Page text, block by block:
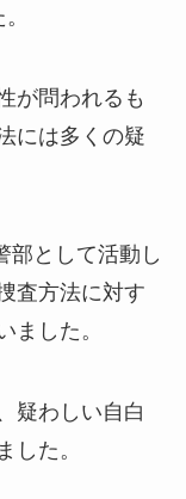
が問われるも
には多くの疑
部として活動し
査方法に対す
ました。
疑わしい自白
した。